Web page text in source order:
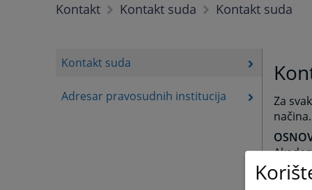
Kontakt Kontakt suda Kontakt suda
Kontakt suda
Adresar pravosudnih institucija
Za
79102